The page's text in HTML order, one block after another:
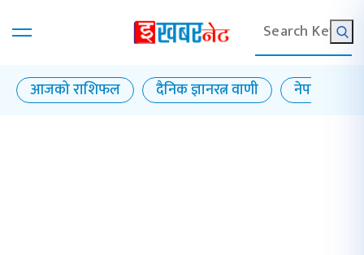
आजको राशिफल दैनिक ज्ञानरत्न वाणी नेपाल राष्ट्र